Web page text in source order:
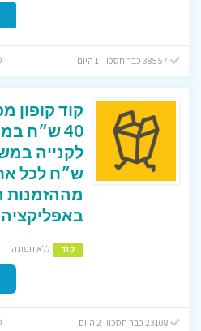
קוד קופון
40 ש״ח
ש״ח לכל
מההזמנות
באפליקציה
קוד ללא תפוגה
23108 כבר חסכו! 2 היום